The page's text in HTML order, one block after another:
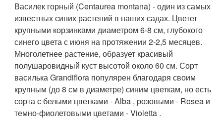
Василек горный (Centaurеa montana) - один из самых
известных синих растений в наших садах. Цветет
крупными корзинками диаметром 6-8 см, глубокого
синего цвета с июня на протяжении 2-2,5 месяцев.
Многолетнее растение, образует красивый
полушаровидный куст высотой около 60 см. Сорт
василька Grandiflora популярен благодаря своим
крупным (до 8 см в диаметре) синим цветкам, но есть
сорта с белыми цветками - Alba , розовыми - Rosea и
темно-фиолетовыми цветами - Violetta .